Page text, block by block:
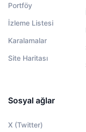
Portföy
İzleme Listesi
Karalamalar
Site Haritası
Sosyal ağlar
X (Twitter)